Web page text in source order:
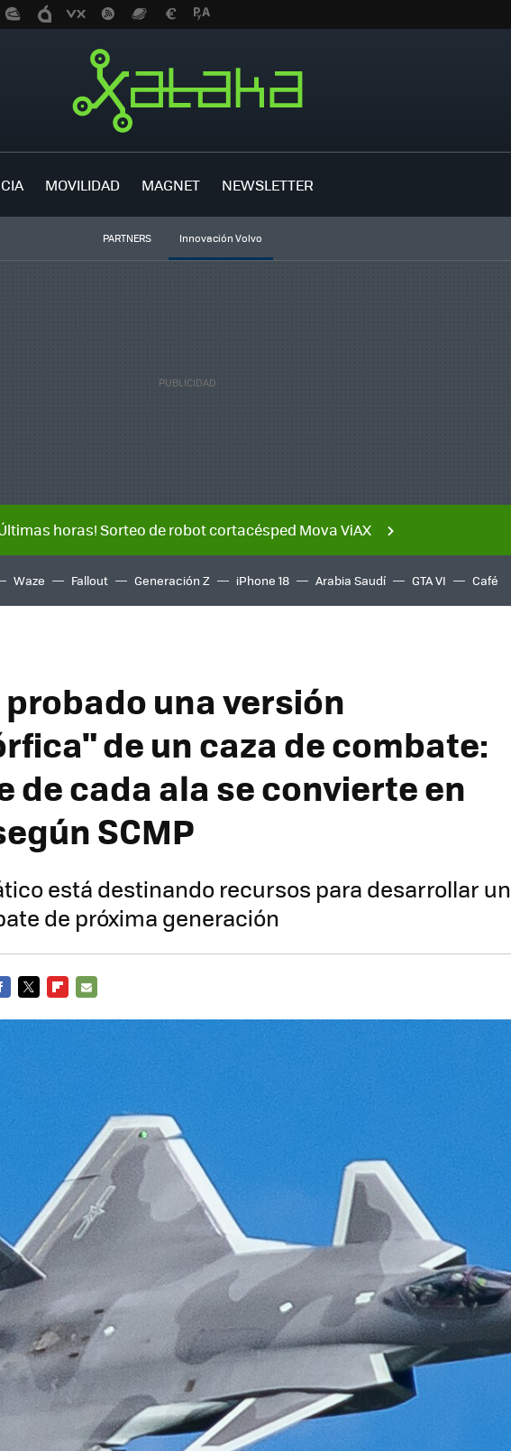
MOVILIDAD MAGNET NEWSLETTER
PARTNERS Innovación Volvo
horas! Sorteo de robot cortacésped Mova ViAX
Waze Fallout Generación Z iPhone 18 Arabia Saudí GTA VI Café
una versión
de un caza de combate:
de cada ala se convierte en
SCMP
está destinando recursos para desarrollar un
de próxima generación